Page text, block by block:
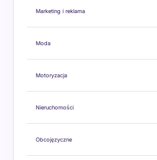
Marketing i reklama
Moda
Motoryzacja
Nieruchomości
Obcojęzyczne